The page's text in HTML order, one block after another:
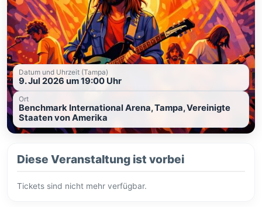
Datum und Uhrzeit (Tampa)
9. Jul 2026 um 19:00 Uhr
Ort
Benchmark International Arena, Tampa, Vereinigte
Staaten von Amerika
Diese Veranstaltung ist vorbei
Tickets sind nicht mehr verfügbar.